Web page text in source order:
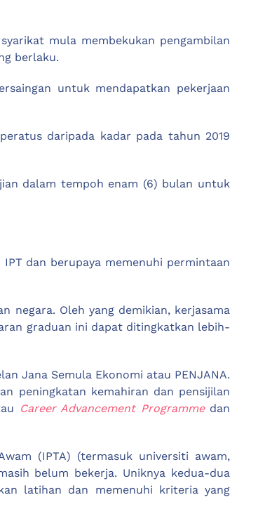
mula membekukan pengambilan
berlaku.
untuk mendapatkan pekerjaan
daripada kadar pada tahun 2019
dalam tempoh enam (6) bulan untuk
dan berupaya memenuhi permintaan
negara. Oleh yang demikian, kerjasama
graduan ini dapat ditingkatkan lebih-
Jana Semula Ekonomi atau PENJANA.
peningkatan kemahiran dan pensijilan
Career Advancement Programmedan
(IPTA) (termasuk universiti awam,
belum bekerja. Uniknya kedua-dua
latihan dan memenuhi kriteria yang